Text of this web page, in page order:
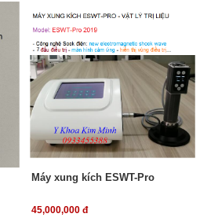
Máy xung kích ESWT-Pro
45,000,000 đ